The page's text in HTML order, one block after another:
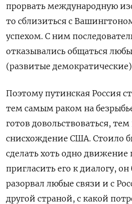
прорвать международную
то сблизиться с
успехом. С ним
отказывались общаться
(развитые демократические)
Поэтому путинская Россия
тем самым раком на
готов довольствоваться,
снисхождение США. Стоило
сделать хоть одно
пригласить его к диалогу,
разорвал любые связи и с
другой страной, с какой